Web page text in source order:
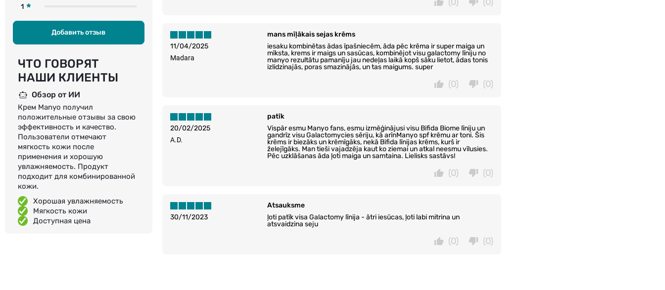
1
Добавить отзыв
ЧТО ГОВОРЯТ
НАШИ КЛИЕНТЫ
Обзор от ИИ
Крем Manyo получил
положительные отзывы за свою
эффективность и качество.
Пользователи отмечают
мягкость кожи после
применения и хорошую
увлажняемость. Продукт
подходит для комбинированной
кожи.
Хорошая увлажняемость
Мягкость кожи
Доступная цена
(0)
(0)
11/04/2025
mans mīļākais sejas krēms
iesaku kombinētas ādas īpašniecēm, āda pēc krēma ir super maiga un
mīksta, krems ir maigs un sasūcas, kombinējot visu galactomy līniju no
manyo rezultātu pamanīju jau nedeļas laikā kopš sāku lietot, ādas tonis
izlidzinajās, poras smazinājās, un tas maigums. super
Madara
(0)
(0)
20/02/2025
patīk
Vispār esmu Manyo fans, esmu izmēģinājusi visu Bifida Biome līniju un
gandrīz visu Galactomycies sēriju, kā arīnManyo spf krēmu ar toni. Šis
krēms ir biezāks un krēmīgāks, nekā Bifida līnijas krēms, kurš ir
želejīgāks. Man tieši vajadzēja kaut ko ziemai un atkal neesmu vīlusies.
Pēc uzklāšanas āda ļoti maiga un samtaina. Lielisks sastāvs!
A.D.
(0)
(0)
30/11/2023
Atsauksme
ļoti patīk visa Galactomy līnija - ātri iesūcas, ļoti labi mitrina un
atsvaidzina seju
(0)
(0)